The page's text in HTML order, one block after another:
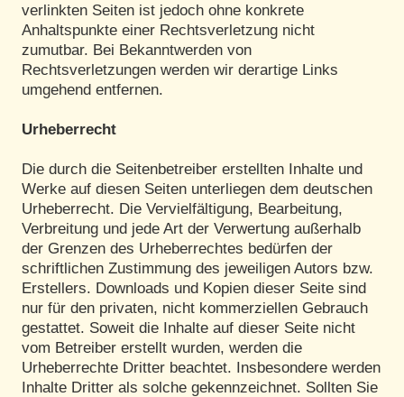
verlinkten Seiten ist jedoch ohne konkrete
Anhaltspunkte einer Rechtsverletzung nicht
zumutbar. Bei Bekanntwerden von
Rechtsverletzungen werden wir derartige Links
umgehend entfernen.
Urheberrecht
Die durch die Seitenbetreiber erstellten Inhalte und
Werke auf diesen Seiten unterliegen dem deutschen
Urheberrecht. Die Vervielfältigung, Bearbeitung,
Verbreitung und jede Art der Verwertung außerhalb
der Grenzen des Urheberrechtes bedürfen der
schriftlichen Zustimmung des jeweiligen Autors bzw.
Erstellers. Downloads und Kopien dieser Seite sind
nur für den privaten, nicht kommerziellen Gebrauch
gestattet. Soweit die Inhalte auf dieser Seite nicht
vom Betreiber erstellt wurden, werden die
Urheberrechte Dritter beachtet. Insbesondere werden
Inhalte Dritter als solche gekennzeichnet. Sollten Sie